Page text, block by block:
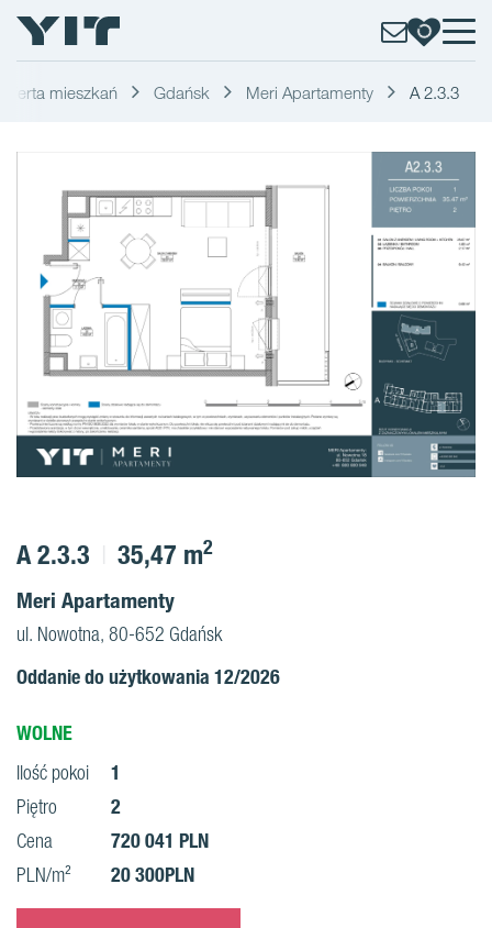
Oferta mieszkań Gdańsk Meri Apartamenty A 2.3.3
A 2.3.3 35,47 m2
Meri Apartamenty
ul. Nowotna, 80-652 Gdańsk
Oddanie do użytkowania 12/2026
WOLNE
Ilość pokoi 1
Piętro 2
Cena 720 041 PLN
PLN/m² 20 300PLN